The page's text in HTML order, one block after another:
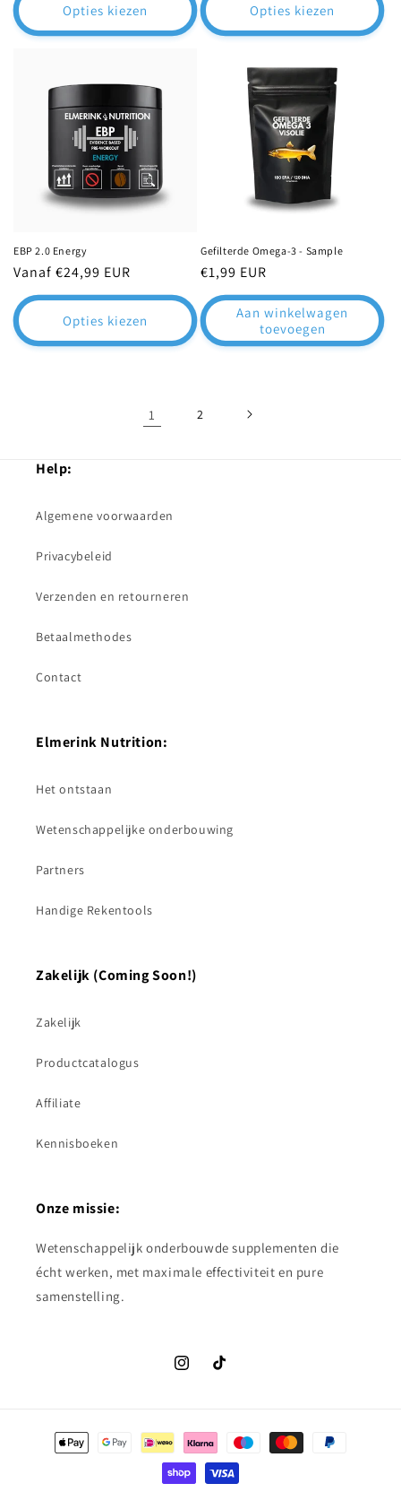
Opties kiezen Opties kiezen
EBP 2.0 Energy
Normale
prijs
Vanaf €24,99 EUR
Opties kiezen
Gefilterde Omega-3 - Sample
Normale
prijs
€1,99 EUR
Aan winkelwagen
toevoegen
1 2
Help:
Algemene voorwaarden
Privacybeleid
Verzenden en retourneren
Betaalmethodes
Contact
Elmerink Nutrition:
Het ontstaan
Wetenschappelijke onderbouwing
Partners
Handige Rekentools
Zakelijk (Coming Soon!)
Zakelijk
Productcatalogus
Affiliate
Kennisboeken
Onze missie:
Wetenschappelijk onderbouwde supplementen die
écht werken, met maximale effectiviteit en pure
samenstelling.
InstagramTikTok
Betaalmethoden